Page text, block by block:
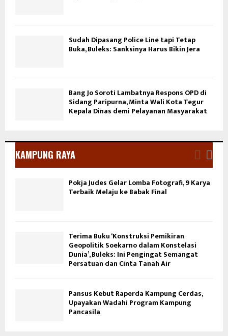
Sudah Dipasang Police Line tapi Tetap
Buka, Buleks: Sanksinya Harus Bikin Jera
Bang Jo Soroti Lambatnya Respons OPD di
Sidang Paripurna, Minta Wali Kota Tegur
Kepala Dinas demi Pelayanan Masyarakat
KAMPUNG RAYA
Pokja Judes Gelar Lomba Fotografi, 9 Karya
Terbaik Melaju ke Babak Final
Terima Buku ‘Konstruksi Pemikiran
Geopolitik Soekarno dalam Konstelasi
Dunia’, Buleks: Ini Pengingat Semangat
Persatuan dan Cinta Tanah Air
Pansus Kebut Raperda Kampung Cerdas,
Upayakan Wadahi Program Kampung
Pancasila